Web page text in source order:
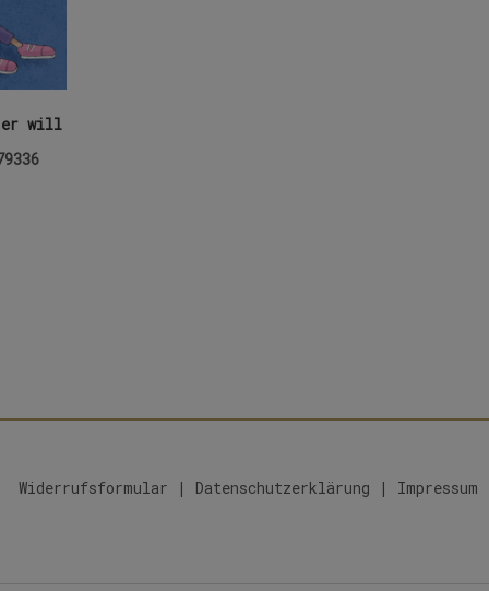
er will
Widerrufsformular | Datenschutzerklärung | Impressum